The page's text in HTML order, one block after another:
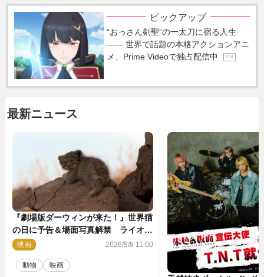
ピックアップ
“おっさん剣聖”の一太刀に宿る人生
―― 世界で話題の本格アクションアニ
メ、Prime Videoで独占配信中
P R
最新ニュース
『劇場版ダーウィンが来た！』世界猫
の日に予告＆場面写真解禁 ライオン
やマヌルネコの赤ちゃんが大集合
映画 2026/8/8 11:00
動物 映画